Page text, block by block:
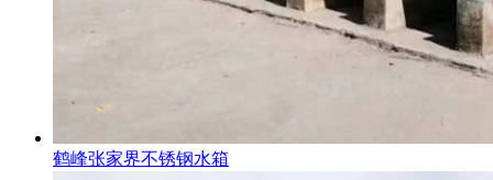
鹤峰张家界不锈钢水箱